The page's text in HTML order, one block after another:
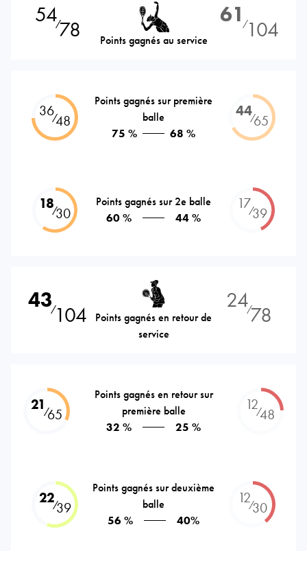
54⁄78 Points gagnés au service
61 ⁄104
36⁄48
Points gagnés sur première
balle
75 %
68 %
44⁄65
18⁄30
Points gagnés sur 2e balle
60 %
44 %
17⁄39
43⁄104
Points gagnés en retour de
service
24⁄78
21⁄65
Points gagnés en retour sur
première balle
32 %
25 %
12⁄48
22⁄39
Points gagnés sur deuxième
balle
56 %
40%
12⁄30